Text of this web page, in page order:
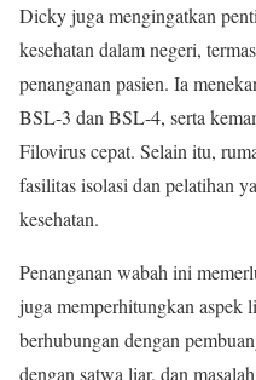
Dicky juga mengingatkan
kesehatan dalam negeri,
penanganan pasien. Ia
BSL-3 dan BSL-4, serta
Filovirus cepat. Selain itu,
fasilitas isolasi dan pelatihan
kesehatan.
Penanganan wabah ini
juga memperhitungkan aspek
berhubungan dengan
dengan satwa liar, dan